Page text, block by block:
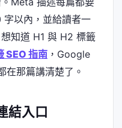
以內，並給讀者一
知道 H1 與 H2 標籤
SEO 指南 ，Google
在那篇講清楚了。
結入口